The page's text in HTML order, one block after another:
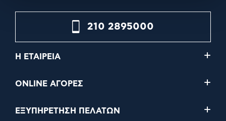
210 2895000
Η ΕΤΑΙΡΕΙΑ
ONLINE ΑΓΟΡΕΣ
ΕΞΥΠΗΡΕΤΗΣΗ ΠΕΛΑΤΩΝ